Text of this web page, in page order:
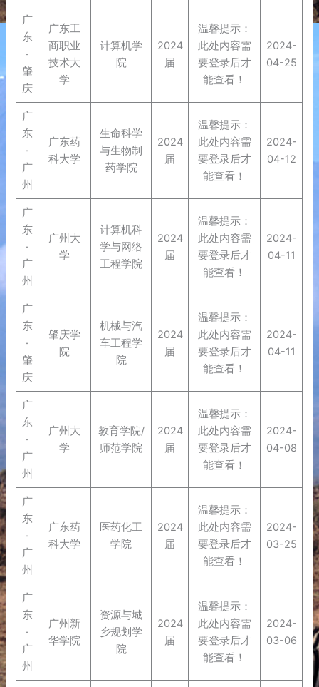
广
东
·
肇
庆
广东工
商职业
技术大
学
计算机学
院
2024
届
温馨提示：
此处内容需
要登录后才
能查看！
2024-
04-25
广
东
·
广
州
广东药
科大学
生命科学
与生物制
药学院
2024
届
温馨提示：
此处内容需
要登录后才
能查看！
2024-
04-12
广
东
·
广
州
广州大
学
计算机科
学与网络
工程学院
2024
届
温馨提示：
此处内容需
要登录后才
能查看！
2024-
04-11
广
东
·
肇
庆
肇庆学
院
机械与汽
车工程学
院
2024
届
温馨提示：
此处内容需
要登录后才
能查看！
2024-
04-11
广
东
·
广
州
广州大
学
教育学院/
师范学院
2024
届
温馨提示：
此处内容需
要登录后才
能查看！
2024-
04-08
广
东
·
广
州
广东药
科大学
医药化工
学院
2024
届
温馨提示：
此处内容需
要登录后才
能查看！
2024-
03-25
广
东
·
广
州
广州新
华学院
资源与城
乡规划学
院
2024
届
温馨提示：
此处内容需
要登录后才
能查看！
2024-
03-06